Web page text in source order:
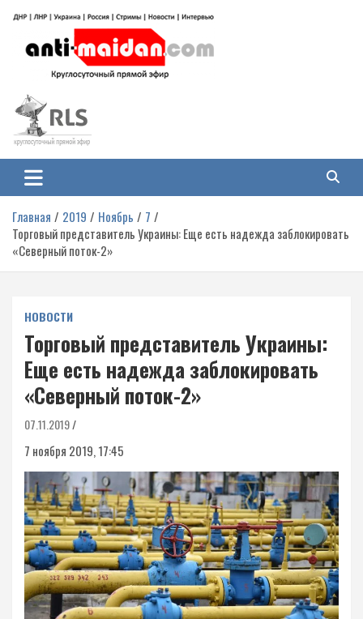
содержимому
Антимайдан: Гражданская война
на Украине
гражданской войне на Украине, включая события в Новороссии, ДНР,
ЛНР и других регионах.
Главная 2019 Ноябрь
7
Торговый представитель Украины: Еще есть надежда заблокировать
«Северный поток-2»
НОВОСТИ
Торговый представитель Украины:
Еще есть надежда заблокировать
«Северный поток-2»
07.11.2019
7 ноября 2019, 17:45